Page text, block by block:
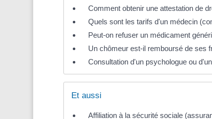
Comment obtenir une attestation de
Quels sont les tarifs d'un médecin
Peut-on refuser un médicament
Un chômeur est-il remboursé de ses
Consultation d'un psychologue ou
Et aussi
Affiliation à la sécurité sociale